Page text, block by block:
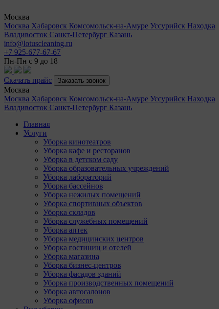
Москва
Москва Хабаровск Комсомольск-на-Амуре Уссурийск Находка
Владивосток Санкт-Петербург Казань
info@lotuscleaning.ru
+7 925-677-67-67
Пн-Пн с 9 до 18
Скачать прайс Заказать звонок
Москва
Москва Хабаровск Комсомольск-на-Амуре Уссурийск Находка
Владивосток Санкт-Петербург Казань
Главная
Услуги
Уборка кинотеатров
Уборка кафе и ресторанов
Уборка в детском саду
Уборка образовательных учреждений
Уборка лабораторий
Уборка бассейнов
Уборка нежилых помещений
Уборка спортивных объектов
Уборка складов
Уборка служебных помещений
Уборка аптек
Уборка медицинских центров
Уборка гостиниц и отелей
Уборка магазина
Уборка бизнес-центров
Уборка фасадов зданий
Уборка производственных помещений
Уборка автосалонов
Уборка офисов